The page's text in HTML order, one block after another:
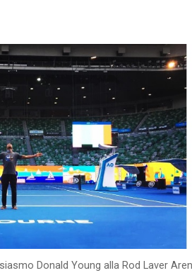
Donald Young alla Rod Laver